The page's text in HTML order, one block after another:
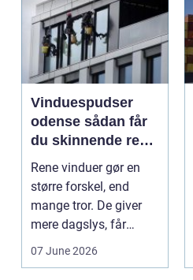
Vinduespudser
odense sådan får
du skinnende rene
ruder året rundt
Rene vinduer gør en
større forskel, end
mange tror. De giver
mere dagslys, får
boligen eller virksom...
07 June 2026